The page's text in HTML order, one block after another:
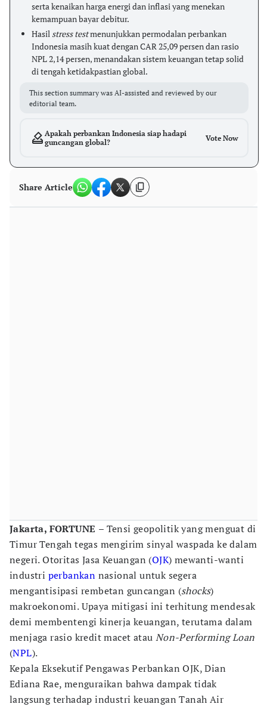
serta kenaikan harga energi dan inflasi yang menekan
kemampuan bayar debitur.
Hasilstress testmenunjukkan permodalan perbankan
Indonesia masih kuat dengan CAR 25,09 persen dan rasio
NPL 2,14 persen, menandakan sistem keuangan tetap solid
di tengah ketidakpastian global.
This section summary was AI-assisted and reviewed by our
editorial team.
Apakah perbankan Indonesia siap hadapi
guncangan global?
Vote Now
Share Article
Jakarta, FORTUNE – Tensi geopolitik yang menguat di
Timur Tengah tegas mengirim sinyal waspada ke dalam
negeri. Otoritas Jasa Keuangan (OJK) mewanti-wanti
industri perbankan nasional untuk segera
mengantisipasi rembetan guncangan (shocks)
makroekonomi. Upaya mitigasi ini terhitung mendesak
demi membentengi kinerja keuangan, terutama dalam
menjaga rasio kredit macet atau Non-Performing Loan
(NPL).
Kepala Eksekutif Pengawas Perbankan OJK, Dian
Ediana Rae, menguraikan bahwa dampak tidak
langsung terhadap industri keuangan Tanah Air